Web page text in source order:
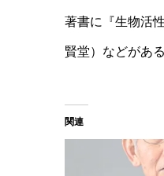
著書に『生物活
賢堂）などがある
関連